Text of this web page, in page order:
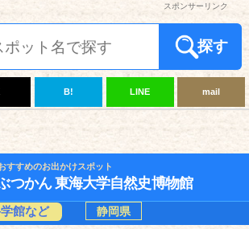
スポンサーリンク
探す
B! LINE mail
すすめのお出かけスポット
つかん 東海大学自然史博物館
館など
静岡県